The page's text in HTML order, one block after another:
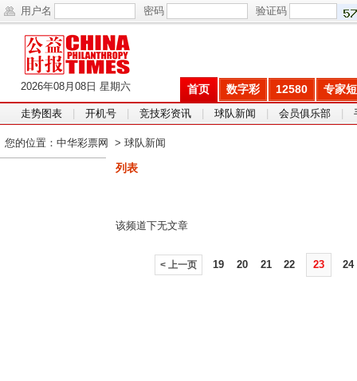
用户名 密码 验证码
2026年08月08日 星期六 首页 数字彩 12580 专家
走势图表 开机号 竞技彩资讯 球队新闻 会员俱乐部
您的位置：中华彩票网 >球队新闻
列表
该频道下无文章
< 上一页 19 20 21 22 23 24